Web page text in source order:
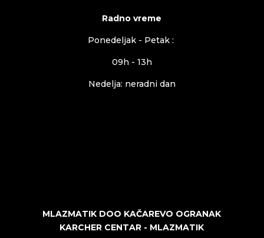
Radno vreme
Ponedeljak - Petak :
09h - 13h
Nedelja: neradni dan
MLAZMATIK DOO KAČAREVO OGRANAK
KARCHER CENTAR - MLAZMATIK